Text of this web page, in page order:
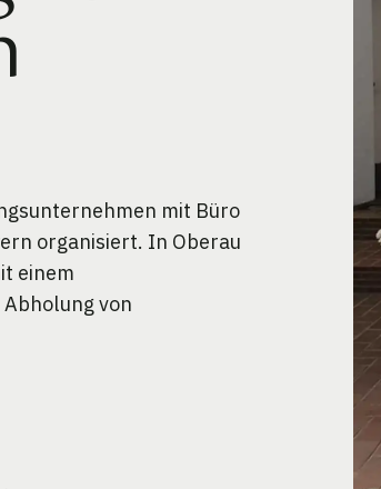
mit Büro
organisiert. In Oberau
einem
von